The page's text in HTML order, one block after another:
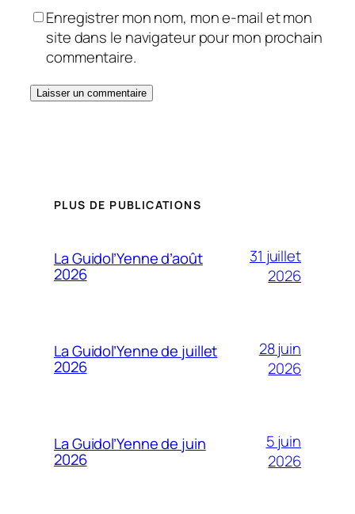
Enregistrer mon nom, mon e-mail et mon
site dans le navigateur pour mon prochain
commentaire.
PLUS DE PUBLICATIONS
La Guidol’Yenne d’août
2026
31 juillet
2026
La Guidol’Yenne de juillet
2026
28 juin
2026
La Guidol’Yenne de juin
2026
5 juin
2026